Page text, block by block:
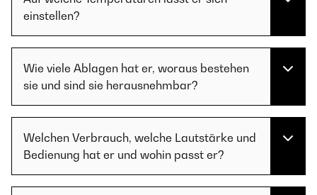
einstellen?
Wie viele Ablagen hat er, woraus bestehen
sie und sind sie herausnehmbar?
Welchen Verbrauch, welche Lautstärke und
Bedienung hat er und wohin passt er?